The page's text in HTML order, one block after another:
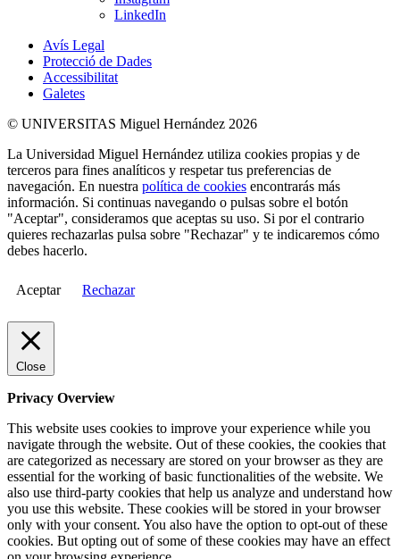
LinkedIn
Avís Legal
Protecció de Dades
Accessibilitat
Galetes
© UNIVERSITAS Miguel Hernández 2026
La Universidad Miguel Hernández utiliza cookies propias y de
terceros para fines analíticos y respetar tus preferencias de
navegación. En nuestra política de cookies encontrarás más
información. Si continuas navegando o pulsas sobre el botón
"Aceptar", consideramos que aceptas su uso. Si por el contrario
quieres rechazarlas pulsa sobre "Rechazar" y te indicaremos cómo
debes hacerlo.
Aceptar Rechazar
Close
Privacy Overview
This website uses cookies to improve your experience while you
navigate through the website. Out of these cookies, the cookies that
are categorized as necessary are stored on your browser as they are
essential for the working of basic functionalities of the website. We
also use third-party cookies that help us analyze and understand how
you use this website. These cookies will be stored in your browser
only with your consent. You also have the option to opt-out of these
cookies. But opting out of some of these cookies may have an effect